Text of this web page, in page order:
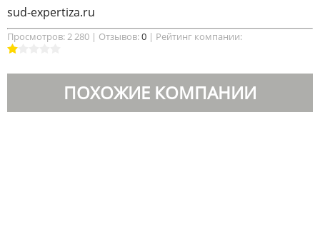
sud-expertiza.ru
Просмотров: 2 280 | Отзывов:0 | Рейтинг компании:
ПОХОЖИЕ КОМПАНИИ